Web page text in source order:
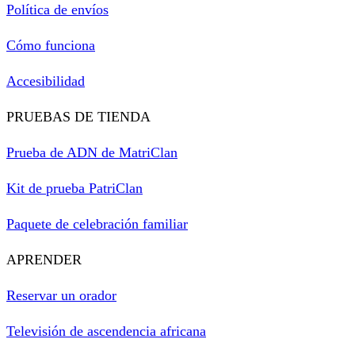
Política de envíos
Cómo funciona
Accesibilidad
PRUEBAS DE TIENDA
Prueba de ADN de MatriClan
Kit de prueba PatriClan
Paquete de celebración familiar
APRENDER
Reservar un orador
Televisión de ascendencia africana